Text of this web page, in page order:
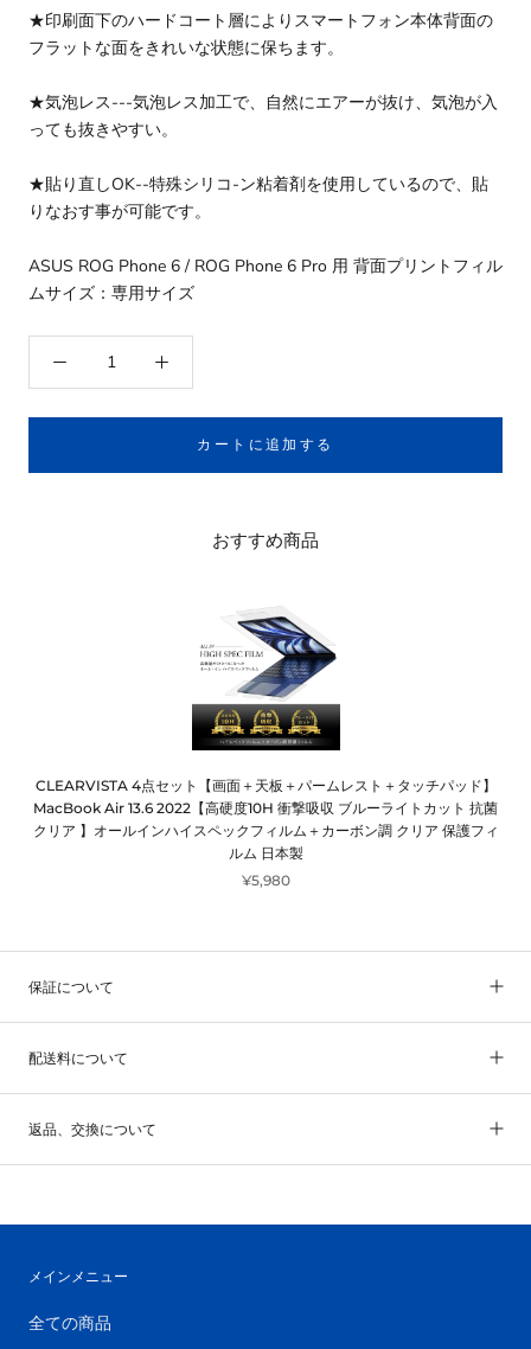
★印刷面下のハードコート層によりスマートフォン本体背面の
フラットな面をきれいな状態に保ちます。
★気泡レス---気泡レス加工で、自然にエアーが抜け、気泡が入
っても抜きやすい。
★貼り直しOK--特殊シリコ-ン粘着剤を使用しているので、貼
りなおす事が可能です。
ASUS ROG Phone 6 / ROG Phone 6 Pro 用 背面プリントフィル
ムサイズ：専用サイズ
カートに追加する
おすすめ商品
CLEARVISTA 4点セット【画面＋天板＋パームレスト＋タッチパッド】
MacBook Air 13.6 2022【高硬度10H 衝撃吸収 ブルーライトカット 抗菌
クリア 】オールインハイスペックフィルム＋カーボン調 クリア 保護フィ
ルム 日本製
¥5,980
保証について
配送料について
返品、交換について
メインメニュー
全ての商品